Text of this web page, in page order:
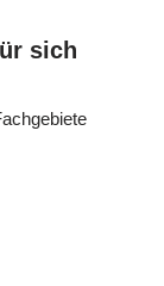
sich